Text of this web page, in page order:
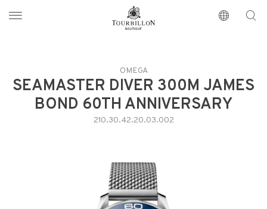
https://www.tourbillon.com/fr
OMEGA
SEAMASTER DIVER 300M JAMES
BOND 60TH ANNIVERSARY
210.30.42.20.03.002